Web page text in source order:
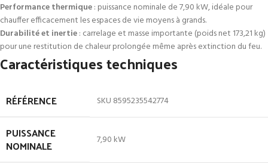
Performance thermique: puissance nominale de 7,90 kW, idéale pour
chauffer efficacement les espaces de vie moyens à grands.
Durabilité et inertie: carrelage et masse importante (poids net 173,21 kg)
pour une restitution de chaleur prolongée même après extinction du feu.
Caractéristiques techniques
RÉFÉRENCE SKU 8595235542774
PUISSANCE
NOMINALE 7,90 kW